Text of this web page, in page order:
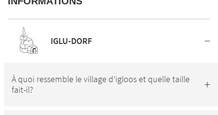
IGLU-DORF
À quoi ressemble le village d’igloos et quelle taille
fait-il?